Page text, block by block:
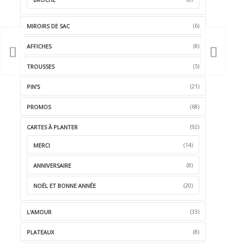
MIROIRS DE SAC (6)
AFFICHES (8)
TROUSSES (5)
PIN'S (21)
PROMOS (68)
CARTES À PLANTER (92)
MERCI (14)
ANNIVERSAIRE (8)
NOËL ET BONNE ANNÉE (20)
L'AMOUR (33)
PLATEAUX (8)